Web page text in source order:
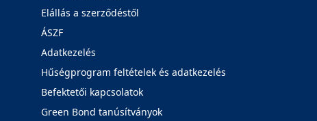
Elállás a szerződéstől
ÁSZF
Adatkezelés
Hűségprogram feltételek és adatkezelés
Befektetői kapcsolatok
Green Bond tanúsítványok